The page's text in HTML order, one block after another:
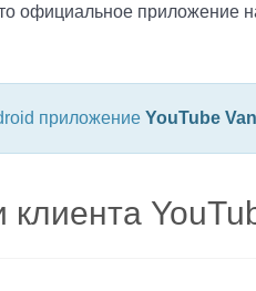
официальное
приложение YouTube